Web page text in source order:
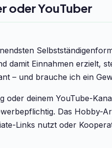
oder YouTuber
damit Einnahmen erzielt,
– und brauche ich ein
deinem YouTube-
Das Hobby-
Links nutzt oder